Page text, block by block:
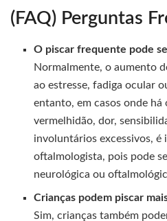
(FAQ) Perguntas
O piscar frequente pode
Normalmente, o aumento
ao estresse, fadiga ocular
entanto, em casos onde
vermelhidão, dor,
involuntários excessivos,
oftalmologista, pois pode
neurológica ou
Crianças podem piscar
Sim, crianças também